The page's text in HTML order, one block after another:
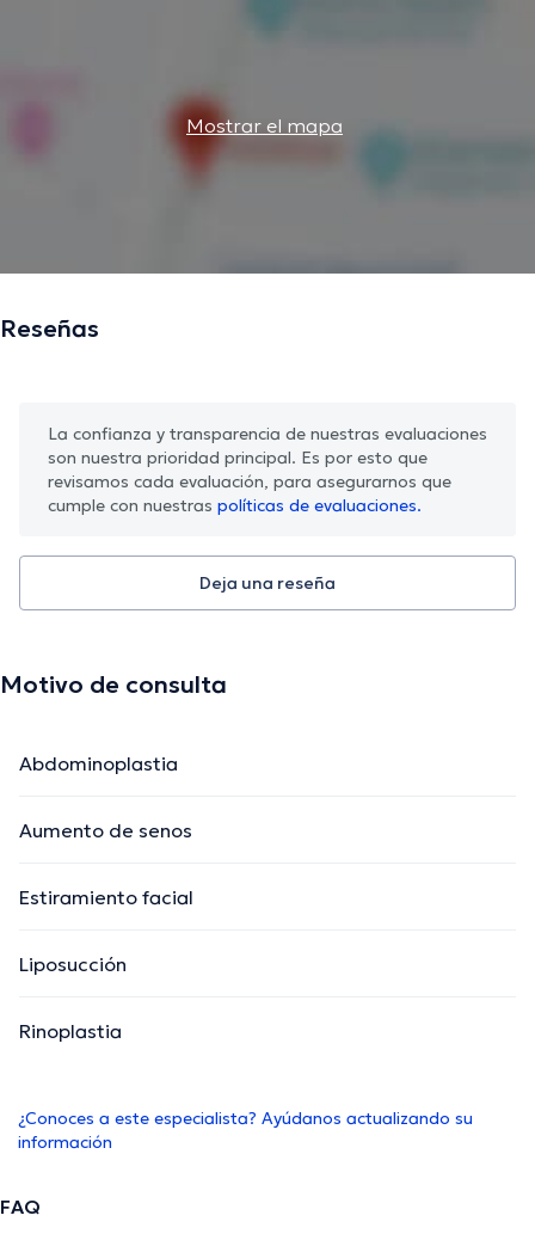
Mostrar el mapa
Reseñas
La confianza y transparencia de nuestras evaluaciones
son nuestra prioridad principal. Es por esto que
revisamos cada evaluación, para asegurarnos que
cumple con nuestras políticas de evaluaciones.
Deja una reseña
Motivo de consulta
Abdominoplastia
Aumento de senos
Estiramiento facial
Liposucción
Rinoplastia
¿Conoces a este especialista? Ayúdanos actualizando su
información
FAQ